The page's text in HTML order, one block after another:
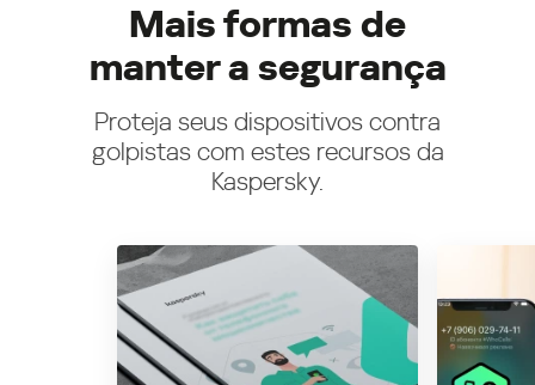
Mais formas de
manter a segurança
Proteja seus dispositivos contra
golpistas com estes recursos da
Kaspersky.